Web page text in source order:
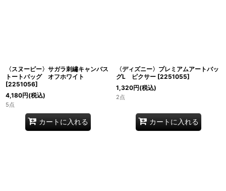
〈スヌーピー〉サガラ刺繡キャンバス
トートバッグ オフホワイト
[2251056]
4,180円(税込)
5点
カートに入れる
〈ディズニー〉プレミアムアートバッ
グL ピクサー [2251055]
1,320円(税込)
2点
カートに入れる